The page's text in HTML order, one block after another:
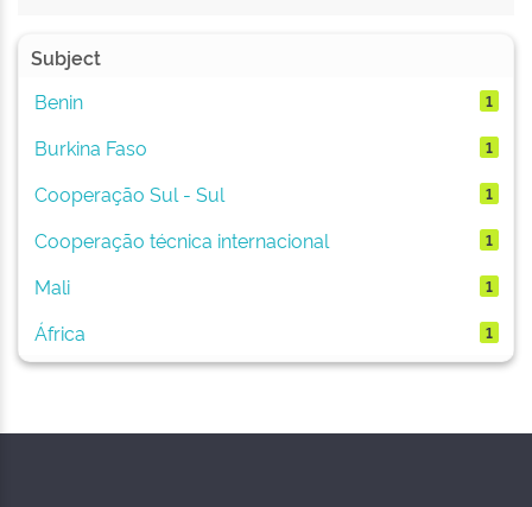
Subject
Benin
1
Burkina Faso 1
Cooperação Sul - Sul 1
Cooperação técnica internacional 1
Mali 1
África 1